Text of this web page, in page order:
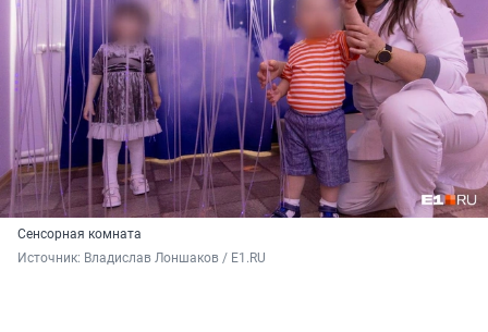
Сенсорная комната
Источник: Владислав Лоншаков / E1.RU